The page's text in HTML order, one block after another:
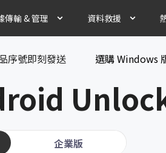
iOS 26
大師
修復大師
恢復模式
師
系統故障
傳輸 & 管理
WhatsApp Transfer
LINE Transfer
iPhone & Android LINE 資料轉移
iOS 數據管家
輕鬆管理iPhone 數據，無需iTunes/
資料救援
iOS 資料
Android
從
Windows
序號即刻發送 選購 Windows
企業版